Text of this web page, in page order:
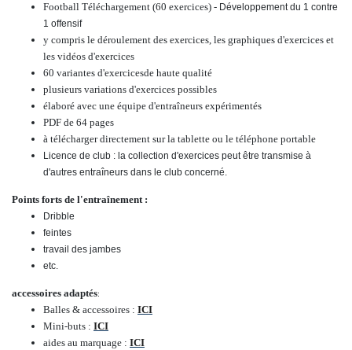
Football Téléchargement (60 exercices) - Développement du 1 contre
1 offensif
y compris le déroulement des exercices, les graphiques d'exercices et
les vidéos d'exercices
60 variantes d'exercicesde haute qualité
plusieurs variations d'exercices possibles
élaboré avec une équipe d'entraîneurs expérimentés
PDF de 64 pages
à télécharger directement sur la tablette ou le téléphone portable
Licence de club : la collection d'exercices peut être transmise à
d'autres entraîneurs dans le club concerné.
Points forts de l'entraînement :
Dribble
feintes
travail des jambes
etc.
accessoires adaptés:
Balles & accessoires : ICI
Mini-buts : ICI
aides au marquage : ICI